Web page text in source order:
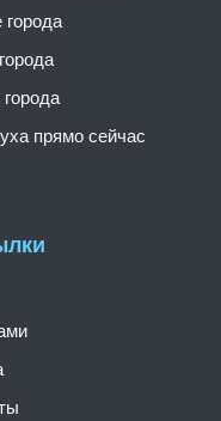
прямо сейчас